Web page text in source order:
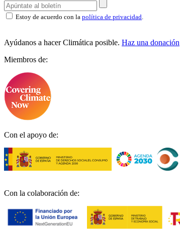
Estoy de acuerdo con la política de privacidad.
Ayúdanos a hacer Climática posible. Haz una donación
Miembros de:
Con el apoyo de:
Con la colaboración de: